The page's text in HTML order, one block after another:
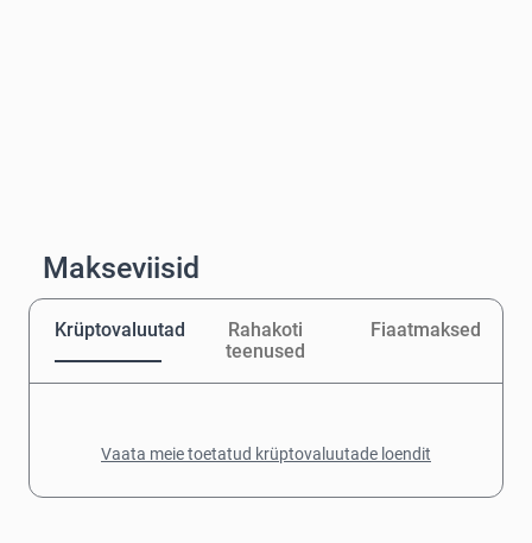
Makseviisid
Krüptovaluutad
Rahakoti
teenused
Fiaatmaksed
Vaata meie toetatud krüptovaluutade loendit